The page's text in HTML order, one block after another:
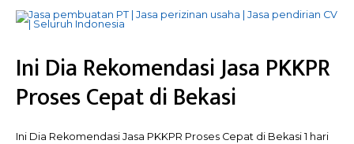
Ini Dia Rekomendasi Jasa PKKPR
Proses Cepat di Bekasi
Ini Dia Rekomendasi Jasa PKKPR Proses Cepat di Bekasi 1 hari